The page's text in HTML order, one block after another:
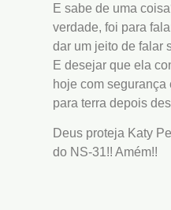
E sabe de uma
verdade, foi para
dar um jeito de falar
E desejar que ela
hoje com segurança
para terra depois
Deus proteja Katy
do NS-31!! Amém!!